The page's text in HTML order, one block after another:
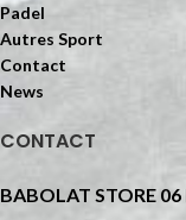
Padel
Autres Sport
Contact
News
CONTACT
BABOLAT STORE